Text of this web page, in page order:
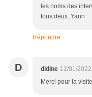
les noms des
tous deux. Yann
Répondre
D didine 12/01/
Merci pour la visite.